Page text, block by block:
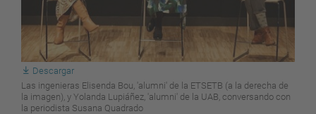
Descargar
Las ingenieras Elisenda Bou, 'alumni' de la ETSETB (a la derecha de
la imagen), y Yolanda Lupiáñez, 'alumni' de la UAB, conversando con
la periodista Susana Quadrado